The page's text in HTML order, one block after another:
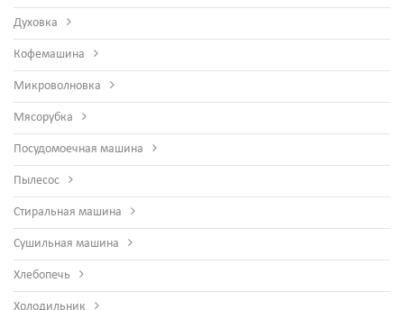
Духовка
Кофемашина
Микроволновка
Мясорубка
Посудомоечная машина
Пылесос
Стиральная машина
Сушильная машина
Хлебопечь
Холодильник